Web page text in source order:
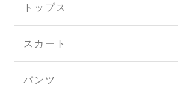
トップス
スカート
パンツ